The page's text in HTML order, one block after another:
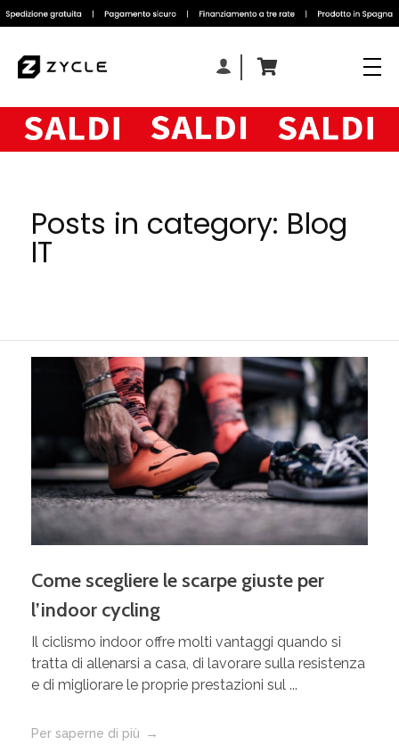
Posts in category: Blog
IT
Come scegliere le scarpe giuste per
l’indoor cycling
Il ciclismo indoor offre molti vantaggi quando si
tratta di allenarsi a casa, di lavorare sulla resistenza
e di migliorare le proprie prestazioni sul ...
Per saperne di più